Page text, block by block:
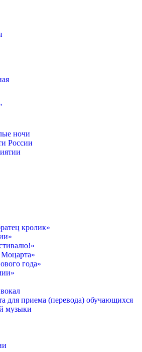
ночи
России
кролик»
года»
для приема (перевода) обучающихся
музыки